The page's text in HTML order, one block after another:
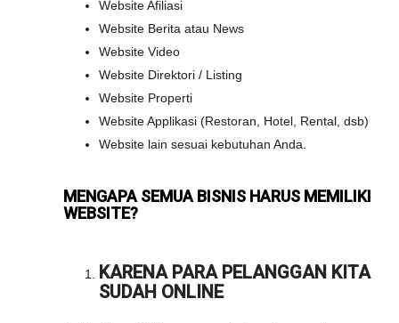
Website Afiliasi
Website Berita atau News
Website Video
Website Direktori / Listing
Website Properti
Website Applikasi (Restoran, Hotel, Rental, dsb)
Website lain sesuai kebutuhan Anda.
MENGAPA SEMUA BISNIS HARUS MEMILIKI
WEBSITE?
KARENA PARA PELANGGAN KITA
SUDAH ONLINE